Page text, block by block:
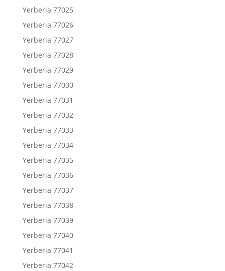
Yerberia 77025
Yerberia 77026
Yerberia 77027
Yerberia 77028
Yerberia 77029
Yerberia 77030
Yerberia 77031
Yerberia 77032
Yerberia 77033
Yerberia 77034
Yerberia 77035
Yerberia 77036
Yerberia 77037
Yerberia 77038
Yerberia 77039
Yerberia 77040
Yerberia 77041
Yerberia 77042